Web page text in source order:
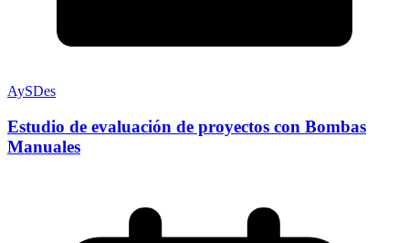
AySDes
Estudio de evaluación de proyectos con Bombas
Manuales